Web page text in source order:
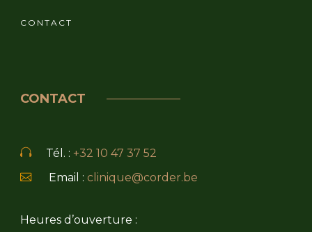
CONTACT
CONTACT
Tél. : +32 10 47 37 52
Email : clinique@corder.be
Heures d’ouverture :